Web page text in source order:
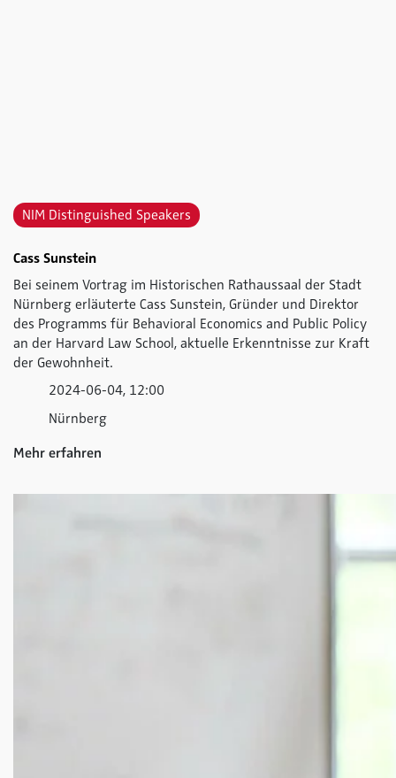
NIM Distinguished Speakers
Cass Sunstein
Bei seinem Vortrag im Historischen Rathaussaal der Stadt
Nürnberg erläuterte Cass Sunstein, Gründer und Direktor
des Programms für Behavioral Economics and Public Policy
an der Harvard Law School, aktuelle Erkenntnisse zur Kraft
der Gewohnheit.
2024-06-04, 12:00
Nürnberg
Mehr erfahren